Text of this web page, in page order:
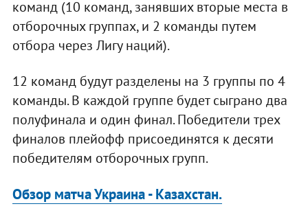
команд (10 команд, занявших вторые места в
отборочных группах, и 2 команды путем
отбора через Лигу наций).
12 команд будут разделены на 3 группы по 4
команды. В каждой группе будет сыграно два
полуфинала и один финал. Победители трех
финалов плейофф присоединятся к десяти
победителям отборочных групп.
Обзор матча Украина - Казахстан.